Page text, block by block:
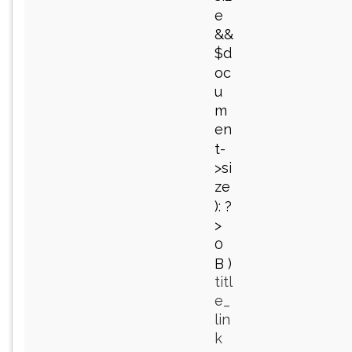
e
&&
$d
oc
u
m
en
t-
>si
ze
): ?
>
0
B )
titl
e_
lin
k